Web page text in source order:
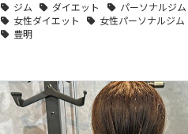
ジム ダイエット パーソナルジム
女性ダイエット
女性パーソナルジム
豊明